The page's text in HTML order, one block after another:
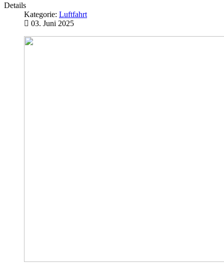
Details
Kategorie: Luftfahrt
03. Juni 2025